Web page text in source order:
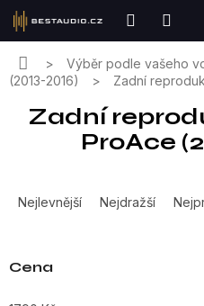
Přejít
obsah
DomůVýběr podle vašeho
(2013-2016)
Zadní
Zadní
ProAce
a
n
í
Nejlevnější Nejdražší
Cena